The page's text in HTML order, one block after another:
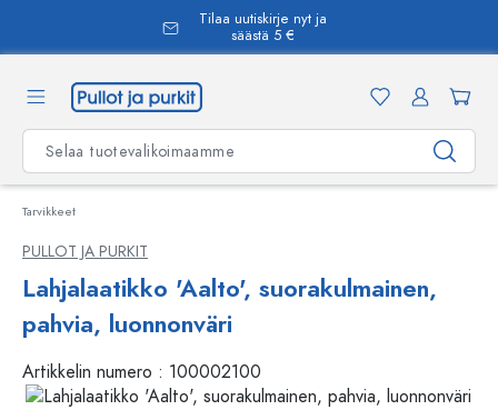
Tilaa uutiskirje nyt ja
säästä 5 €
Tarvikkeet
PULLOT JA PURKIT
Lahjalaatikko 'Aalto', suorakulmainen,
pahvia, luonnonväri
Artikkelin numero : 100002100